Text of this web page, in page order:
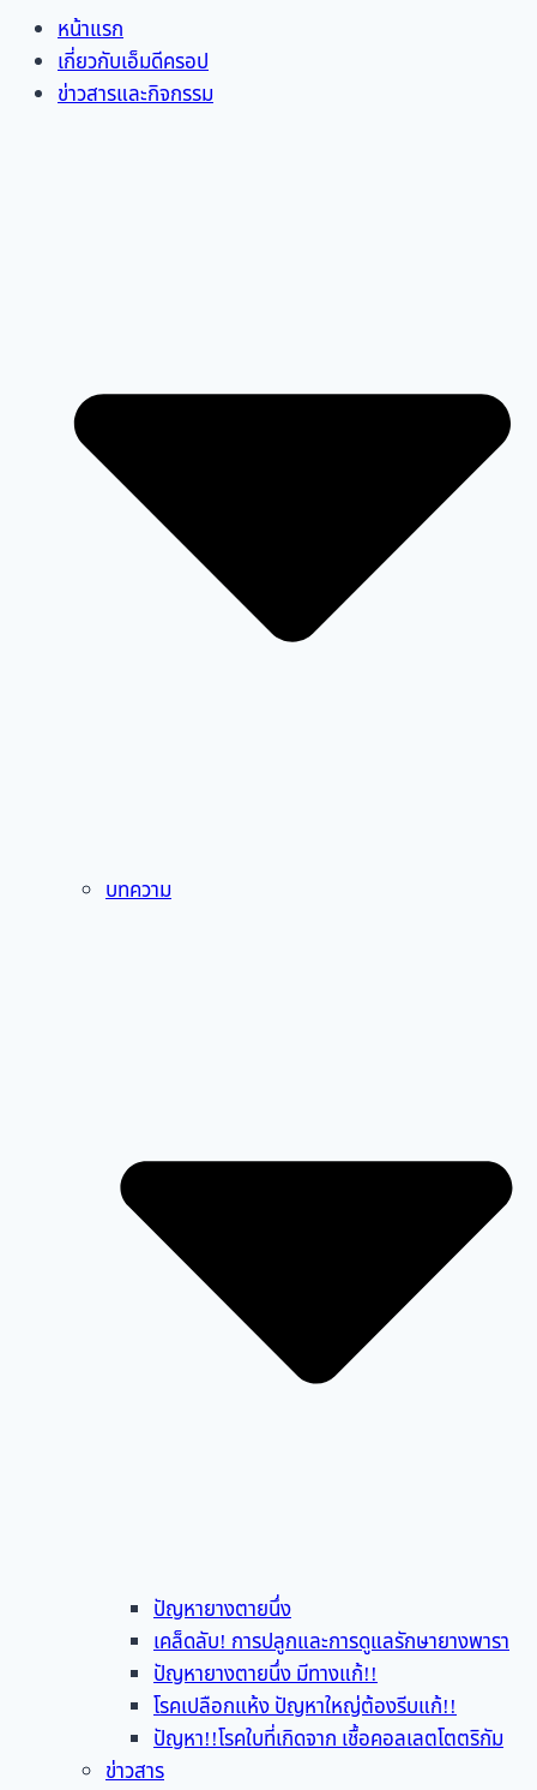
หน้าแรก
เกี่ยวกับเอ็มดีครอป
ข่าวสารและกิจกรรม
บทความ
ปัญหายางตายนึ่ง
เคล็ดลับ! การปลูกและการดูแลรักษายางพารา
ปัญหายางตายนึ่ง มีทางแก้!!
โรคเปลือกแห้ง ปัญหาใหญ่ต้องรีบแก้!!
ปัญหา!!โรคใบที่เกิดจาก เชื้อคอลเลตโตตริกัม
ข่าวสาร